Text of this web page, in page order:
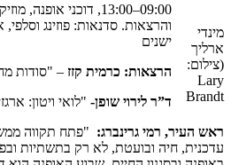
מינדי
ארליך
(צילום:
Lary
Brandt
09:00–13:00, דוכני אופנה, מוזיקה עם
והרצאות. סדנאות: פוזינג וסלפי,
ישנים
הרצאות: כרמית קזז – "סודות
ד”ר לירוי שופן- "לואי ויטון:
ראש העיר, רמי גרינברג: "פתח תקווה
עדכנית, חיה ובועטת, לא רק בתשתיות